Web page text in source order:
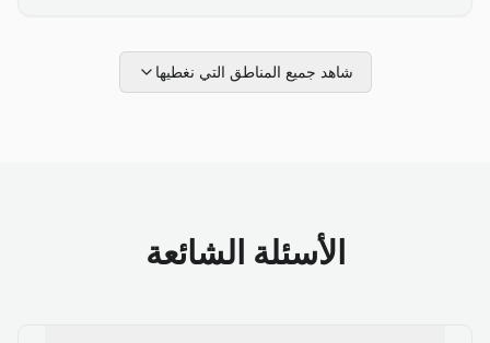
شاهد جميع المناطق التي نغطيها
الأسئلة الشائعة